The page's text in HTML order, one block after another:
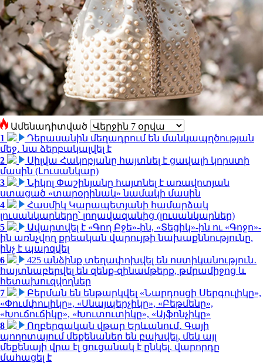
Ամենադիտված
1
Դերասանին մեղադրում են մանկապղծության
մեջ․ նա ձերբակալվել է
2
Սիլվա Հակոբյանը հայտնել է ցավալի կորստի
մասին (Լուսանկար)
3
Նիկոլ Փաշինյանը հայտնել է առավոտյան
ստացած «տարօրինակ» նամակի մասին
4
Հասմիկ Կարապետյանի համարձակ
լուսանկարները՝ լողավազանից (լուսանկարներ)
5
Ավարտվել է «Գող Բջե»-ին, «Տեցիկ»-ին ու «Գոջո»-
ին առնչվող քրեական վարույթի նախաքննությունը.
ինչ է պարզվել
6
425 անձինք տեղափոխվել են ոստիկանություն․
հայտնաբերվել են զենք-զինամթերք, թմրամիջոց և
հետախուզվողներ
7
Բերման են ենթարկվել «Նարդոսցի Սերգուլիկը»,
«Փումփուլիկը», «Սնայպերչիկը», «Բեթմենը»,
«Խուճուճիկը», «Խուտուտիկը», «Այֆոնչիկը»
8
Ողբերգական վթար Երևանում․ Գայի
պողոտայում մեքենաներ են բախվել, մեկ այլ
մեքենայի վրա էլ ցուցանակ է ընկել. վարորդը
մահացել է